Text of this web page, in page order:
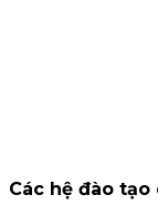
Các hệ đào